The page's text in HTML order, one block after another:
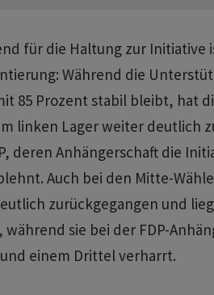
für die Haltung zur Initiative
Während die
85 Prozent stabil bleibt, hat
linken Lager weiter deutlich
deren Anhängerschaft die
Auch bei den Mitte-
zurückgegangen und
während sie bei der FDP-
einem Drittel verharrt.